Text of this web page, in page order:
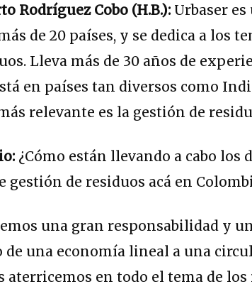
Rodríguez Cobo (H.B.): Urbaser
de 20 países, y se dedica a los
Lleva más de 30 años de
en países tan diversos como
relevante es la gestión de
¿Cómo están llevando a cabo los
gestión de residuos acá en
una gran responsabilidad y
de una economía lineal a una
aterricemos en todo el tema de